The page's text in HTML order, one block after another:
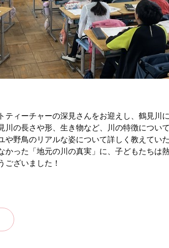
ティーチャーの深見さんをお迎えし、鶴見川
川の長さや形、生き物など、川の特徴につい
や野鳥のリアルな姿について詳しく教えてい
かった「地元の川の真実」に、子どもたちは
ございました！